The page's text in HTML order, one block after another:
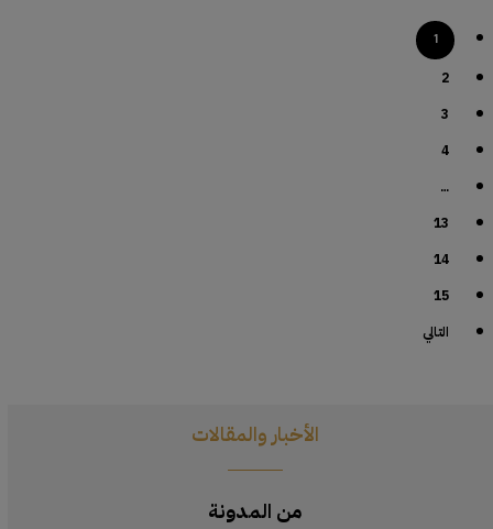
1
2
3
4
…
13
14
15
التالي
الأخبار والمقالات
من المدونة